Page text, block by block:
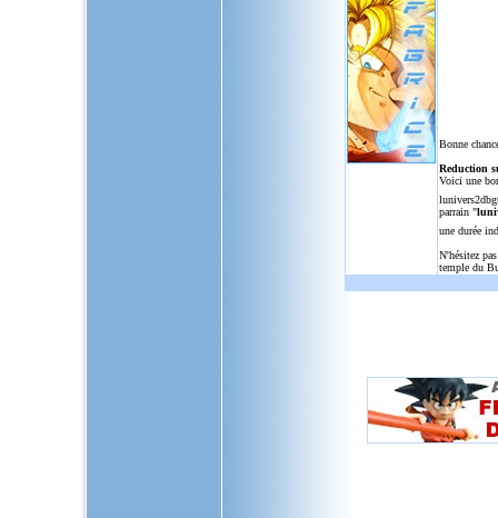
Bonne
Reduction
Voici une
parrain "
une durée
N'hésitez
temple du